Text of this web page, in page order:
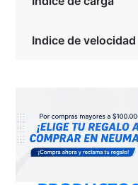
Indice de velocidad